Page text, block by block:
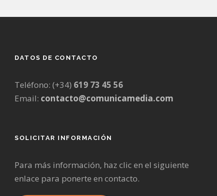
DATOS DE CONTACTO
Teléfono: (+34) 619 73 45 56
Email: contacto@comunicamedia.com
SOLICITAR INFORMACIÓN
Para más información, haz clic en el siguiente
enlace para ponerte en contacto.